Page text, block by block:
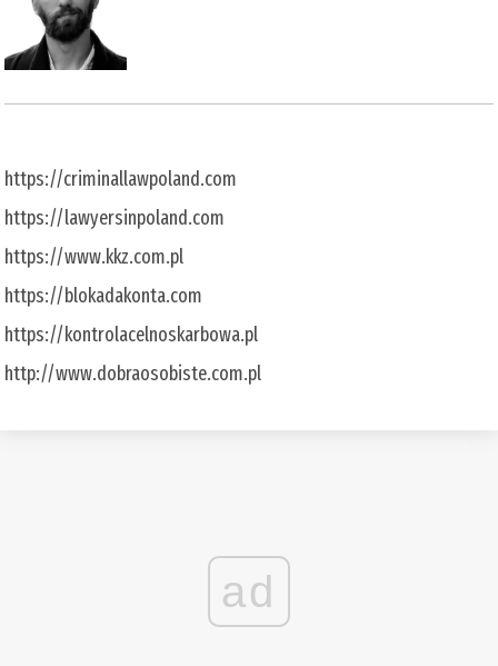
https://criminallawpoland.com
https://lawyersinpoland.com
https://www.kkz.com.pl
https://blokadakonta.com
https://kontrolacelnoskarbowa.pl
http://www.dobraosobiste.com.pl
ad